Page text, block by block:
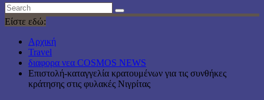
Είστε εδώ:
Αρχική
Travel
διαφορα νεα COSMOS NEWS
Επιστολή-καταγγελία κρατουμένων για τις συνθήκες
κράτησης στις φυλακές Νιγρίτας